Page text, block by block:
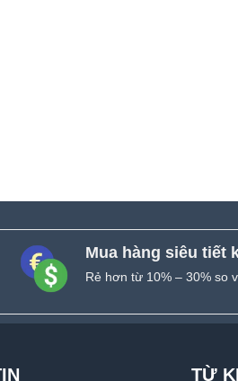
Mua hàng siêu tiết
Rẻ hơn từ 10% – 30% so
TỪ